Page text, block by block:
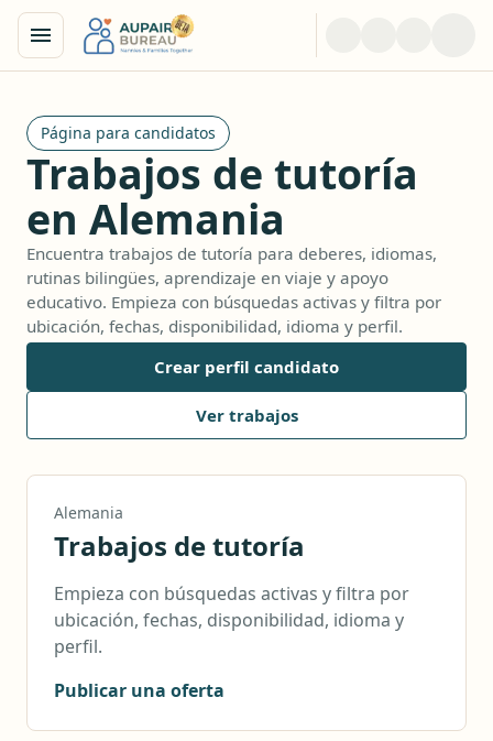
Página para candidatos
Trabajos de tutoría
en Alemania
Encuentra trabajos de tutoría para deberes, idiomas,
rutinas bilingües, aprendizaje en viaje y apoyo
educativo. Empieza con búsquedas activas y filtra por
ubicación, fechas, disponibilidad, idioma y perfil.
Crear perfil candidato
Ver trabajos
Alemania
Trabajos de tutoría
Empieza con búsquedas activas y filtra por
ubicación, fechas, disponibilidad, idioma y
perfil.
Publicar una oferta